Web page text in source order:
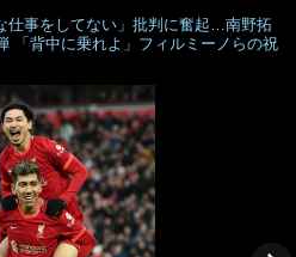
仕事をしてない」批判に奮起…南野拓
「背中に乗れよ」フィルミーノらの祝